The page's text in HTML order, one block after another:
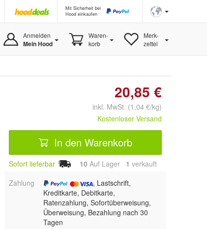
Mit Sicherheit bei
Hood einkaufen
Anmelden
Mein Hood
Waren-
korb
Merk-
zettel
20,85 €
inkl. MwSt. (1,04 €/kg)
Kostenloser Versand
In den Warenkorb
Sofort lieferbar 10 Auf Lager 1 verkauft
Zahlung
, Lastschrift,
Kreditkarte, Debitkarte,
Ratenzahlung, Sofortüberweisung,
Überweisung, Bezahlung nach 30
Tagen